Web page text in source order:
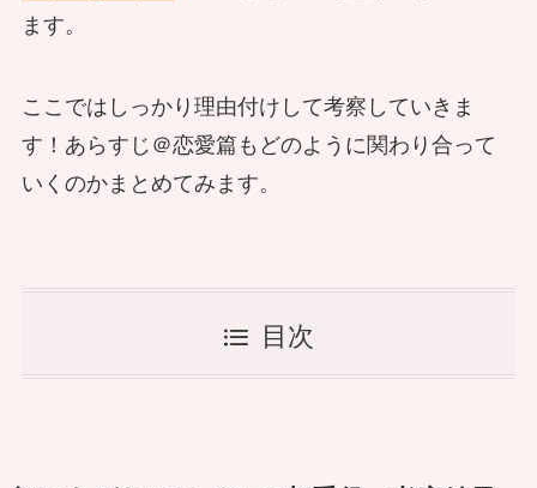
ます。
ここではしっかり理由付けして考察していきま
す！あらすじ＠恋愛篇もどのように関わり合って
いくのかまとめてみます。
目次